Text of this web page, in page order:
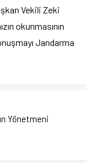
Vekili Zeki
okunmasının
Jandarma
Yönetmeni